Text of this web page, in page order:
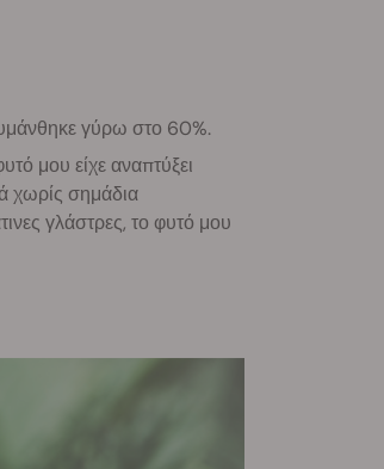
γύρω στο 60%.
μου είχε αναπτύξει
χωρίς σημάδια
γλάστρες, το φυτό μου